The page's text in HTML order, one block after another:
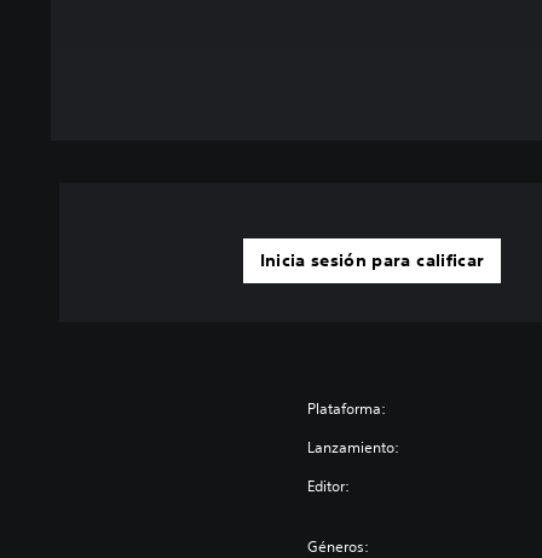
Inicia sesión para calificar
Plataforma:
Lanzamiento:
Editor:
Géneros: